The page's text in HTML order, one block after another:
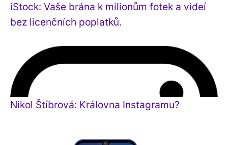
iStock: Vaše brána k milionům fotek a videí
bez licenčních poplatků.
Nikol Štíbrová: Královna Instagramu?